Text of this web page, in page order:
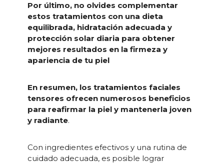
Por último, no olvides complementar
estos tratamientos con una dieta
equilibrada, hidratación adecuada y
protección solar diaria para obtener
mejores resultados en la firmeza y
apariencia de tu piel
En resumen, los tratamientos faciales
tensores ofrecen numerosos beneficios
para reafirmar la piel y mantenerla joven
y radiante.
Con ingredientes efectivos y una rutina de
cuidado adecuada, es posible lograr